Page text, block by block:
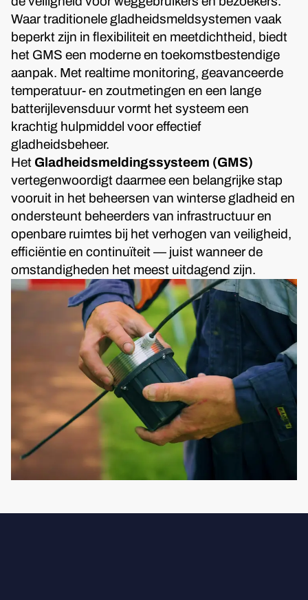
Waar traditionele gladheidsmeldsystemen vaak
beperkt zijn in flexibiliteit en meetdichtheid, biedt
het GMS een moderne en toekomstbestendige
aanpak. Met realtime monitoring, geavanceerde
temperatuur- en zoutmetingen en een lange
batterijlevensduur vormt het systeem een
krachtig hulpmiddel voor effectief
gladheidsbeheer.
Het Gladheidsmeldingssysteem (GMS)
vertegenwoordigt daarmee een belangrijke stap
vooruit in het beheersen van winterse gladheid en
ondersteunt beheerders van infrastructuur en
openbare ruimtes bij het verhogen van veiligheid,
efficiëntie en continuïteit — juist wanneer de
omstandigheden het meest uitdagend zijn.